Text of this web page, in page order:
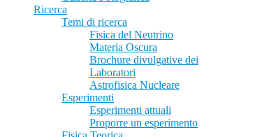
Ricerca
Temi di ricerca
Fisica del Neutrino
Materia Oscura
Brochure divulgative dei
Laboratori
Astrofisica Nucleare
Esperimenti
Esperimenti attuali
Proporre un esperimento